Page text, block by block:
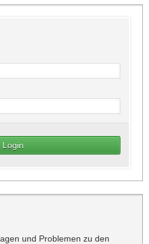
und Problemen zu den